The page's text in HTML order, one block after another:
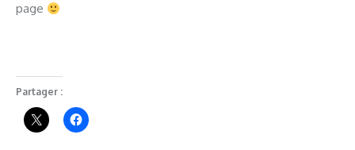
page
Partager :